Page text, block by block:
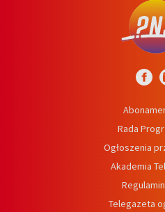
Rada
Ogłoszenia
Akademia
Telegazeta